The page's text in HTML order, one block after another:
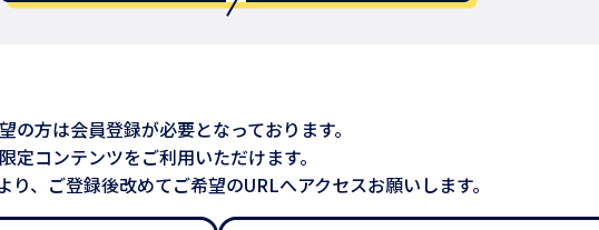
方は会員登録が必要となっております。
コンテンツをご利用いただけます。
、ご登録後改めてご希望のURLへアクセスお願いします。